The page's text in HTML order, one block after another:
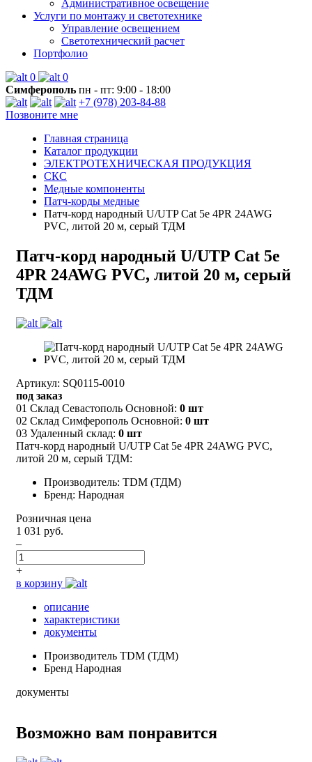
Административное освещение
Услуги по монтажу и светотехнике
Управление освещением
Светотехнический расчет
Портфолио
0
0
Симферополь пн - пт: 9:00 - 18:00
+7 (978) 203-84-88
Позвоните мне
Главная страница
Каталог продукции
ЭЛЕКТРОТЕХНИЧЕСКАЯ ПРОДУКЦИЯ
СКС
Медные компоненты
Патч-корды медные
Патч-корд народный U/UTP Cat 5e 4PR 24AWG
PVC, литой 20 м, серый ТДМ
Патч-корд народный U/UTP Cat 5e
4PR 24AWG PVC, литой 20 м, серый
ТДМ
Артикул: SQ0115-0010
под заказ
01 Склад Севастополь Основной: 0 шт
02 Склад Симферополь Основной: 0 шт
03 Удаленный склад: 0 шт
Патч-корд народный U/UTP Cat 5e 4PR 24AWG PVC,
литой 20 м, серый ТДМ:
Производитель: TDM (ТДМ)
Бренд: Народная
Розничная цена
1 031 руб.
–
+
в корзину
описание
характеристики
документы
Производитель TDM (ТДМ)
Бренд Народная
документы
Возможно вам понравится